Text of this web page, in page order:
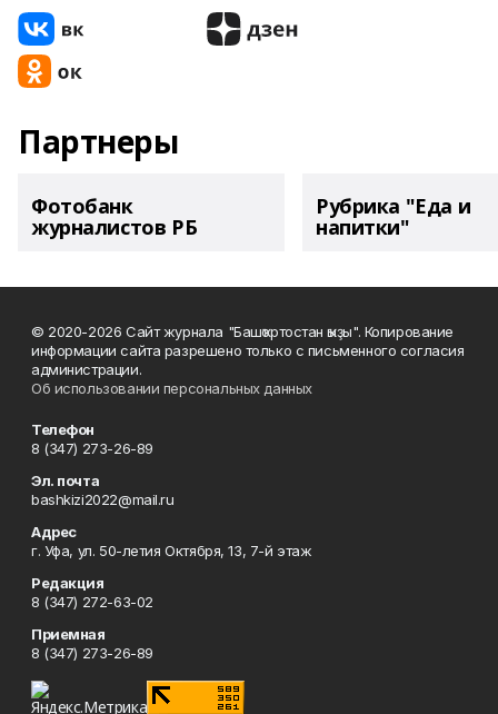
Партнеры
Фотобанк
журналистов РБ
Рубрика "Еда и
напитки"
© 2020-2026 Сайт журнала "Башҡортостан ҡыҙы". Копирование
информации сайта разрешено только с письменного согласия
администрации.
Об использовании персональных данных
Телефон
8 (347) 273-26-89
Эл. почта
bashkizi2022@mail.ru
Адрес
г. Уфа, ул. 50-летия Октября, 13, 7-й этаж
Редакция
8 (347) 272-63-02
Приемная
8 (347) 273-26-89